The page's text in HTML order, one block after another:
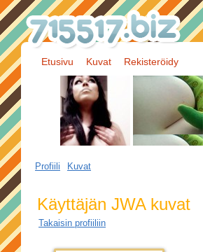
Etusivu Kuvat Rekisteröidy
Profiili Kuvat
Käyttäjän JWA kuvat
Takaisin profiiliin